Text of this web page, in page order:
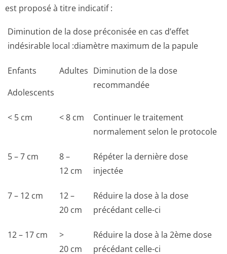
est proposé à titre indicatif :
Diminution de la dose préconisée en cas d’effet
indésirable local :diamètre maximum de la papule
Enfants
Adolescents
Adultes Diminution de la dose
recommandée
< 5 cm < 8 cm
Continuer le traitement
normalement selon le protocole
5 – 7 cm
8 –
12 cm
Répéter la dernière dose
injectée
7 – 12 cm
12 –
20 cm
Réduire la dose à la dose
précédant celle-ci
12 – 17 cm
>
20 cm
Réduire la dose à la 2ème dose
précédant celle-ci